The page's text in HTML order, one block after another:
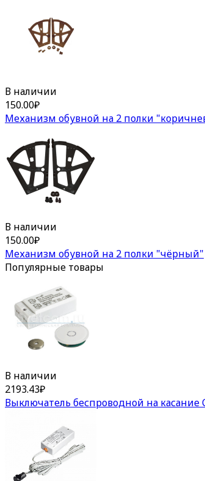
В наличии
150.00₽
Механизм обувной на 2 полки
В наличии
150.00₽
Механизм обувной на 2 полки "чёрный"
Популярные товары
В наличии
2193.43₽
Выключатель беспроводной на касание